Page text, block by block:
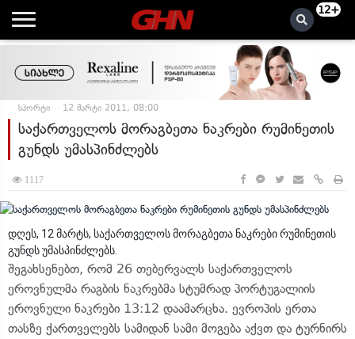
12+
სპორტი 12 მარტი 2011, 08:00
საქართველოს მორაგბეთა ნაკრები რუმინეთის
გუნდს უმასპინძლებს
1117
დღეს, 12 მარტს, საქართველოს მორაგბეთა ნაკრები რუმინეთის
გუნდს უმასპინძლებს.
შეგახსენებთ, რომ 26 თებერვალს საქართველოს
ეროვნულმა რაგბის ნაკრებმა სტუმრად პორტუგალიის
ეროვნული ნაკრები 13:12 დაამარცხა. ევროპის ერთა
თასზე ქართველებს სამიდან სამი მოგება აქვთ და ტურნირს